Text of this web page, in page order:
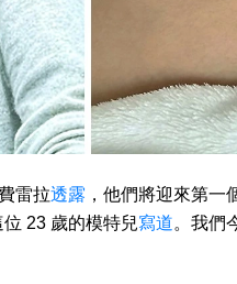
雷拉透露 ，他們將迎來第一
23 歲的模特兒寫道。我們